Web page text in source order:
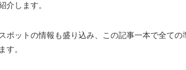
介します。
ポットの情報も盛り込み、この記事一本で全て
す。